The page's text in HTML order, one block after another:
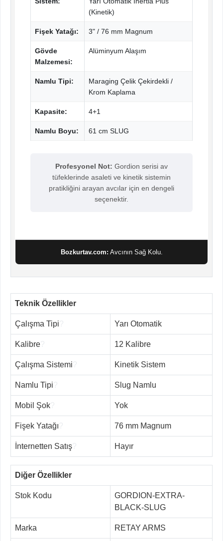
(Kinetik)
Fişek Yatağı: 3" / 76 mm Magnum
Gövde
Malzemesi:
Alüminyum Alaşım
Namlu Tipi:
Maraging Çelik Çekirdekli /
Krom Kaplama
Kapasite: 4+1
Namlu Boyu: 61 cm SLUG
Profesyonel Not: Gordion serisi av
tüfeklerinde asaleti ve kinetik sistemin
pratikliğini arayan avcılar için en dengeli
seçenektir.
Bozkurtav.com: Avcının Sağ Kolu.
Teknik Özellikler
Çalışma Tipi Yarı Otomatik
Kalibre 12 Kalibre
Çalışma Sistemi Kinetik Sistem
Namlu Tipi Slug Namlu
Mobil Şok Yok
Fişek Yatağı 76 mm Magnum
İnternetten Satış Hayır
Diğer Özellikler
Stok Kodu
GORDION-EXTRA-
BLACK-SLUG
Marka RETAY ARMS